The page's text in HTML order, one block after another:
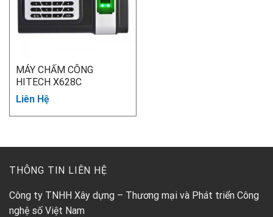
MÁY CHẤM CÔNG
HITECH X628C
Liên Hệ
THÔNG TIN LIÊN HỆ
Công ty TNHH Xây dựng – Thương mại và Phát triển Công
nghệ số Việt Nam